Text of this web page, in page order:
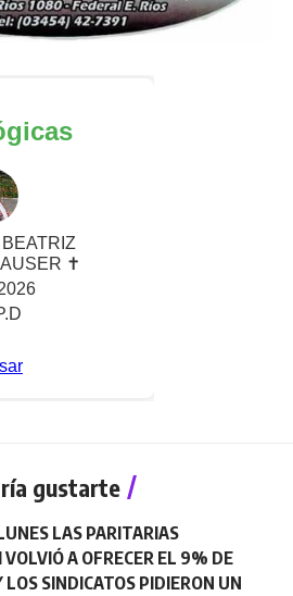
gustarte
LAS PARITARIAS
A OFRECER EL 9% DE
SINDICATOS PIDIERON UN